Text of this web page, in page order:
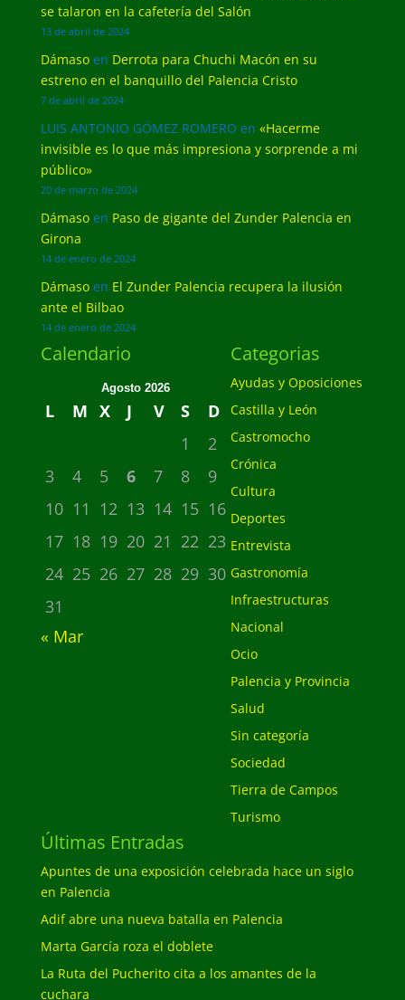
se talaron en la cafetería del Salón
13 de abril de 2024
Dámasoen Derrota para Chuchi Macón en su
estreno en el banquillo del Palencia Cristo
7 de abril de 2024
LUIS ANTONIO GÓMEZ ROMERO en «Hacerme
invisible es lo que más impresiona y sorprende a mi
público»
20 de marzo de 2024
Dámasoen Paso de gigante del Zunder Palencia en
Girona
14 de enero de 2024
Dámasoen El Zunder Palencia recupera la ilusión
ante el Bilbao
14 de enero de 2024
Calendario
Agosto 2026
L M X J V S
D
1
2
3
4 5 6 7 8
9
10 11 12 13 14 15 16
17 18 19 20 21 22 23
24 25 26 27 28 29 30
31
« Mar
Categorias
Ayudas y Oposiciones
Castilla y León
Castromocho
Crónica
Cultura
Deportes
Entrevista
Gastronomía
Infraestructuras
Nacional
Ocio
Palencia y Provincia
Salud
Sin categoría
Sociedad
Tierra de Campos
Turismo
Últimas Entradas
Apuntes de una exposición celebrada hace un siglo
en Palencia
Adif abre una nueva batalla en Palencia
Marta García roza el doblete
La Ruta del Pucherito cita a los amantes de la
cuchara